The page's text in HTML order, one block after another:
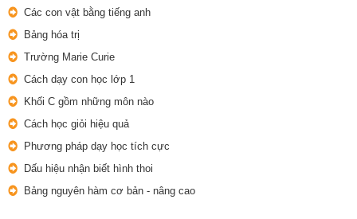
Các con vật bằng tiếng anh
Bảng hóa trị
Trường Marie Curie
Cách dạy con học lớp 1
Khối C gồm những môn nào
Cách học giỏi hiệu quả
Phương pháp dạy học tích cực
Dấu hiệu nhận biết hình thoi
Bảng nguyên hàm cơ bản - nâng cao